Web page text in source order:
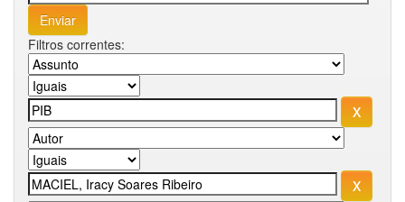
Filtros correntes: